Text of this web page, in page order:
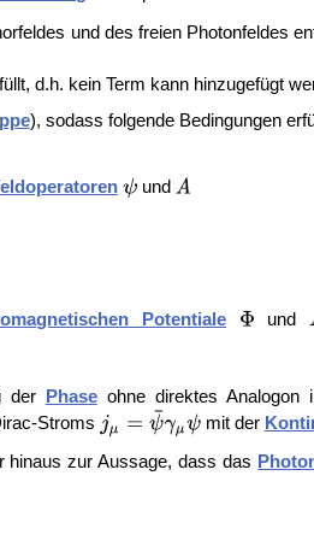
und des freien Photonfeldes
d.h. kein Term kann hinzugefügt
), sodass folgende Bedingungen
und
Potentiale
und
der Phaseohne direktes Analogon
Stroms mit der
hinaus zur Aussage, dass das